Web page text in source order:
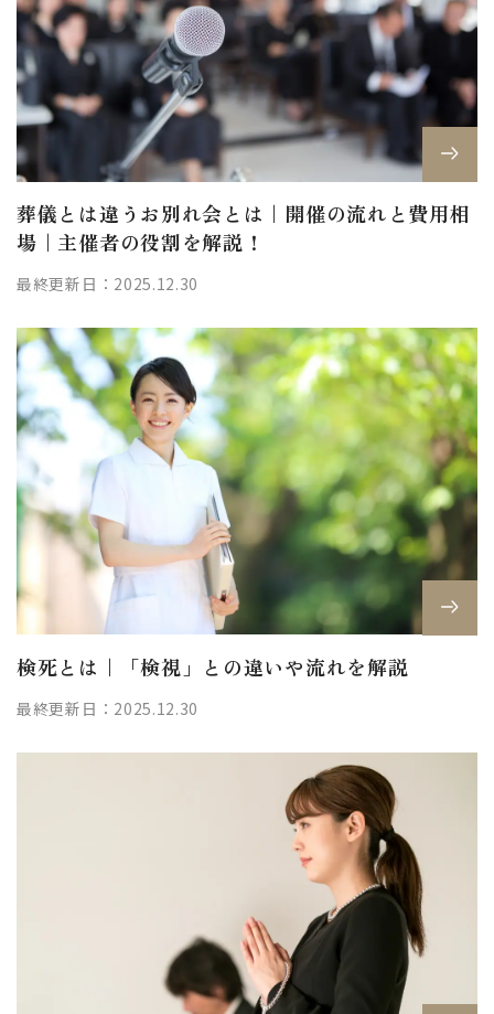
葬儀とは違うお別れ会とは｜開催の流れと費用相
場｜主催者の役割を解説！
最終更新日：2025.12.30
検死とは｜「検視」との違いや流れを解説
最終更新日：2025.12.30